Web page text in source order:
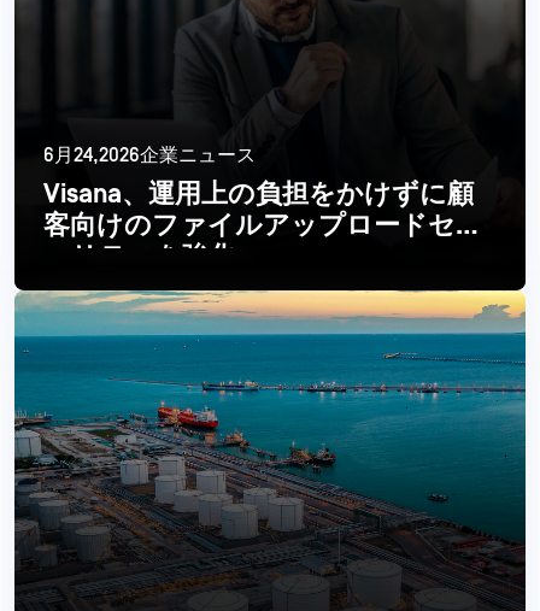
6月24,2026企業ニュース
Visana、運用上の負担をかけずに顧
客向けのファイルアップロードセキ
ュリティを強化
続きを読む